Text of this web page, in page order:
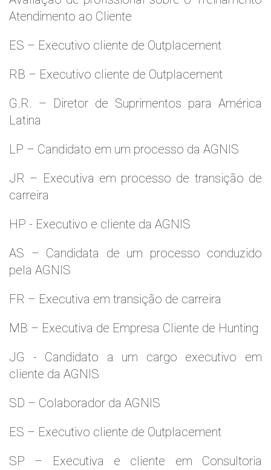
Atendimento ao Cliente
ES – Executivo cliente de Outplacement
RB – Executivo cliente de Outplacement
G.R. – Diretor de Suprimentos para América
Latina
LP – Candidato em um processo da AGNIS
JR – Executiva em processo de transição de
carreira
HP - Executivo e cliente da AGNIS
AS – Candidata de um processo conduzido
pela AGNIS
FR – Executiva em transição de carreira
MB – Executiva de Empresa Cliente de Hunting
JG - Candidato a um cargo executivo em
cliente da AGNIS
SD – Colaborador da AGNIS
ES – Executivo cliente de Outplacement
SP – Executiva e cliente em Consultoria